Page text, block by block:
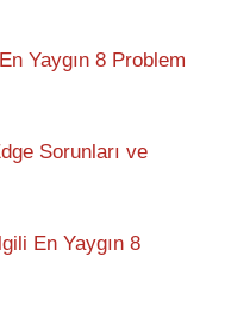
Yaygın 8 Problem
Sorunları ve
En Yaygın 8